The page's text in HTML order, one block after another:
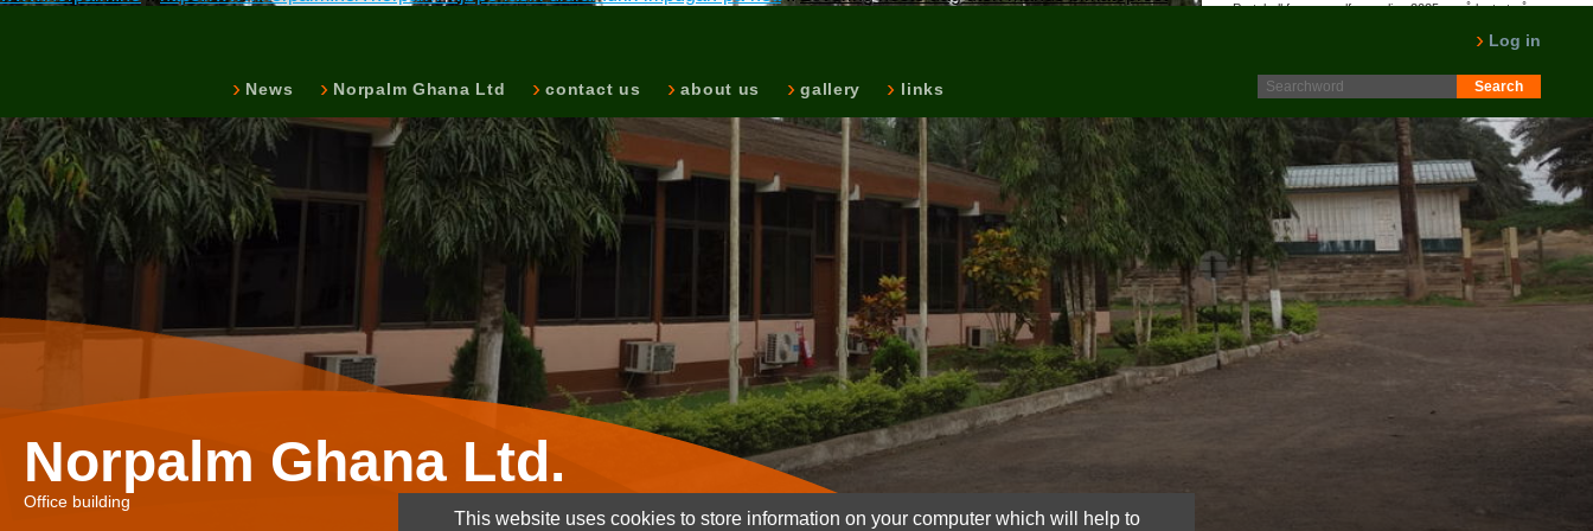
News Norpalm Ghana Ltd contact us about us gallery links
Log in
Protokoll fra generalforsamling 2025 er nå lagt ut på
Norpalm Ghana Ltd.
Office building
This website uses cookies to store information on your computer which will help to